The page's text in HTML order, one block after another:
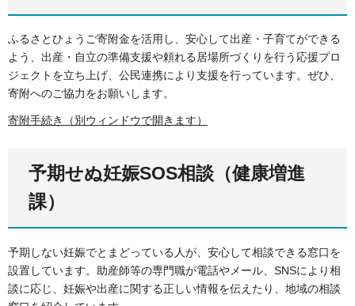
ふるさとひょうご寄附金を活用し、安心して出産・子育てができる
よう、出産・自立の準備支援や頼れる居場所づくりを行う応援プロ
ジェクトを立ち上げ、公民連携により支援を行っています。ぜひ、
寄附へのご協力をお願いします。
寄附手続き（別ウィンドウで開きます）
予期せぬ妊娠SOS相談（健康増進
課）
予期しない妊娠でとまどっている人が、安心して相談できる窓口を
設置しています。助産師等の専門職が電話やメール、SNSにより相
談に応じ、妊娠や出産に関する正しい情報を伝えたり、地域の相談